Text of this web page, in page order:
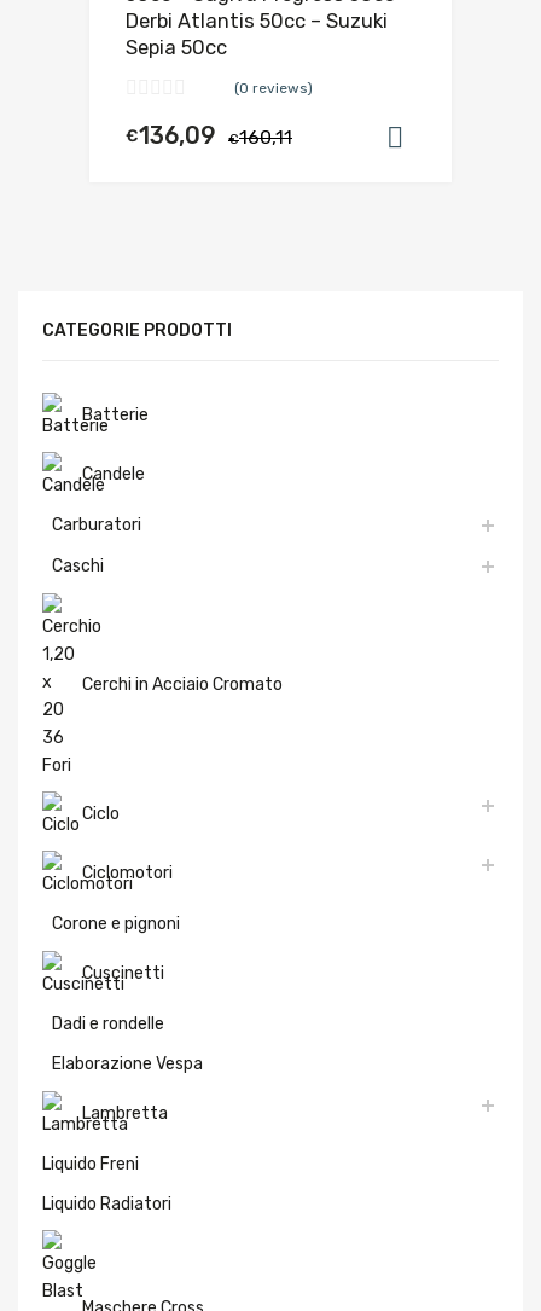
Derbi Atlantis 50cc – Suzuki
Sepia 50cc
(0 reviews)
€160,11
€136,09
CATEGORIE PRODOTTI
Batterie
Candele
Carburatori
Caschi
Cerchi in Acciaio Cromato
Ciclo
Ciclomotori
Corone e pignoni
Cuscinetti
Dadi e rondelle
Elaborazione Vespa
Lambretta
Liquido Freni
Liquido Radiatori